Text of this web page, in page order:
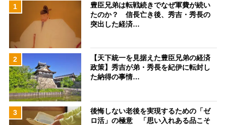
1
豊臣兄弟は転戦続きでなぜ軍費が続い
たのか？ 信長亡き後、秀吉・秀長の
突出した経済…
2
【天下統一を見据えた豊臣兄弟の経済
政策】秀吉が弟・秀長を紀伊に転封し
た納得の事情…
3
後悔しない老後を実現するための「ゼ
ロ活」の極意 「思い入れある品こそ